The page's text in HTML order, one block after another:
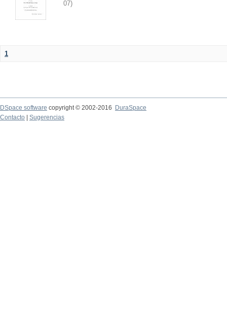
07)
1
DSpace software copyright © 2002-2016
DuraSpace
Contacto
Sugerencias